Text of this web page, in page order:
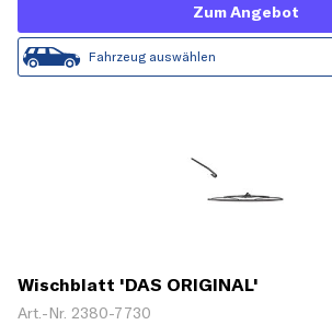
Zum Angebot
Fahrzeug auswählen
Wischblatt 'DAS ORIGINAL'
Art.-Nr. 2380-7730